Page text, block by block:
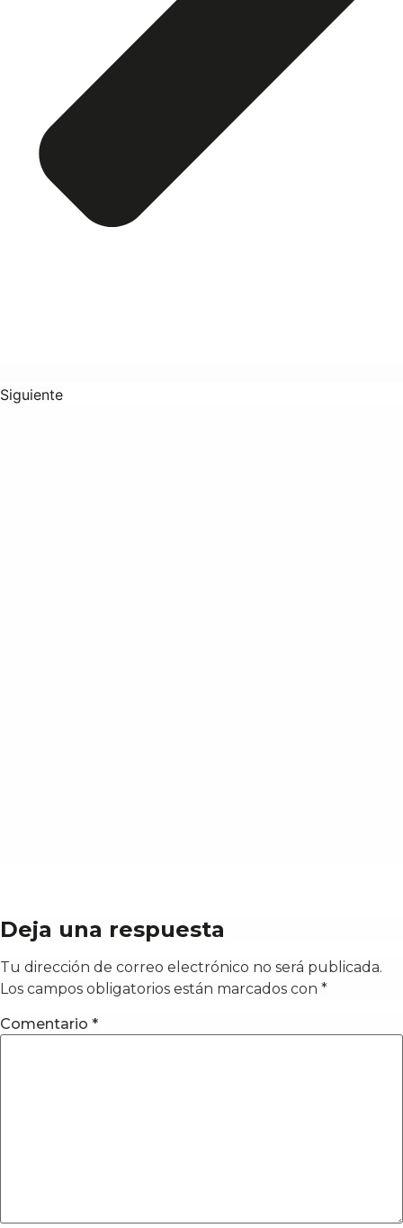
Siguiente
Deja una respuesta
Tu dirección de correo electrónico no será publicada.
Los campos obligatorios están marcados con *
Comentario *